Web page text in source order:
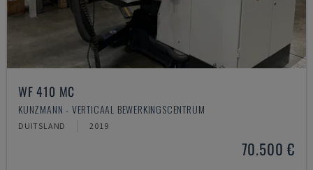
WF 410 MC
KUNZMANN - VERTICAAL BEWERKINGSCENTRUM
DUITSLAND 2019
70.500 €